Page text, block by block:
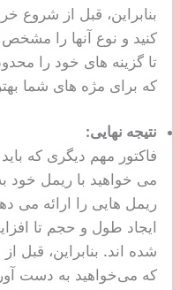
بنابراین، قبل از شروع
کنید و نوع آنها را
تا گزینه های خود را
که برای مژه های شما
نتیجه نهایی:
فاکتور مهم دیگری که
می خواهید با ریمل خود
ریمل هایی را ارائه می
ایجاد طول و حجم تا
شده اند. بنابراین، قبل
که می‌خواهید به دست